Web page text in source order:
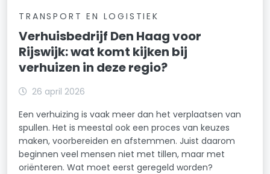
TRANSPORT EN LOGISTIEK
Verhuisbedrijf Den Haag voor
Rijswijk: wat komt kijken bij
verhuizen in deze regio?
26 april 2026
Een verhuizing is vaak meer dan het verplaatsen van
spullen. Het is meestal ook een proces van keuzes
maken, voorbereiden en afstemmen. Juist daarom
beginnen veel mensen niet met tillen, maar met
oriënteren. Wat moet eerst geregeld worden?